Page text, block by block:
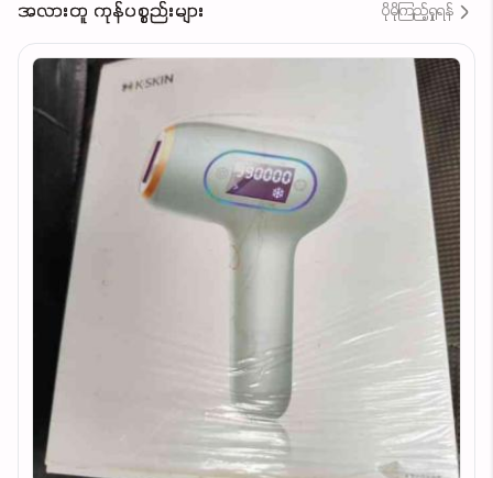
အလားတူ ကုန်ပစ္စည်းများ ပိုမိုကြည့်ရှုရန်